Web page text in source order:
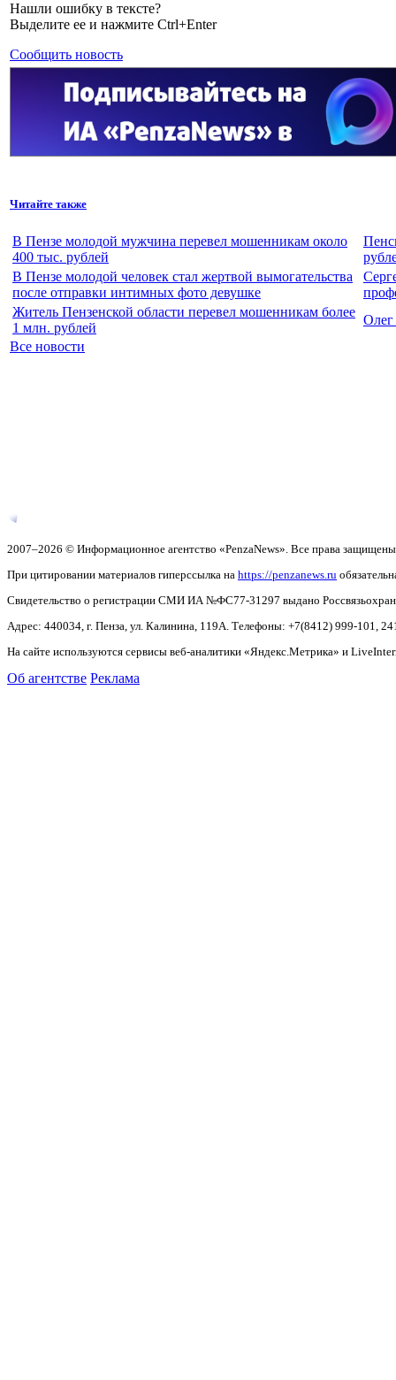
Нашли ошибку в тексте?
Выделите ее и нажмите Ctrl+Enter
Сообщить новость
Читайте также
В Пензе молодой мужчина перевел мошенникам около
400 тыс. рублей
В Пензе молодой человек стал жертвой вымогательства
после отправки интимных фото девушке
Житель Пензенской области перевел мошенникам более
1 млн. рублей
Олег
Все новости
2007–2026 © Информационное агентство «PenzaNews». Все права
При цитировании материалов гиперссылка на https://penzanews.ru
Свидетельство о регистрации СМИ ИА №ФС77-31297 выдано
Адрес: 440034, г. Пенза, ул. Калинина, 119А. Телефоны: +7(8412) 999-101,
На сайте используются сервисы веб-аналитики «Яндекс.Метрика» и
Об агентстве Реклама